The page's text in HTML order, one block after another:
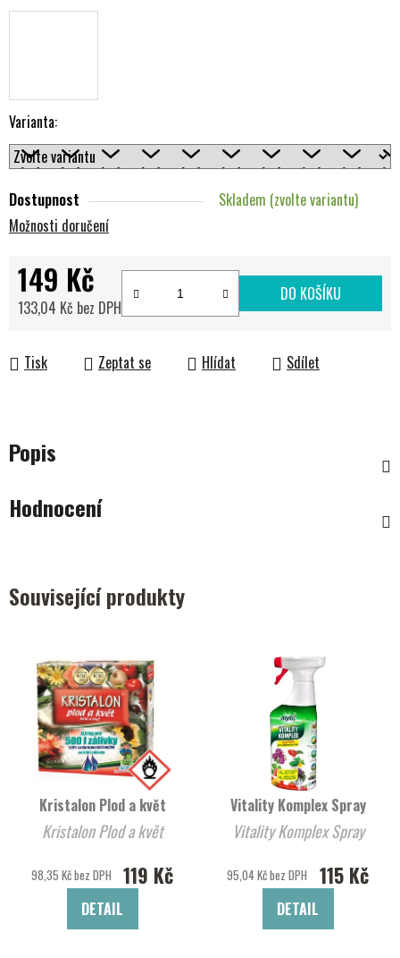
Varianta:
Dostupnost
Skladem (zvolte variantu)
Možnosti doručení
149 Kč
133,04 Kč bez DPH
DO KOŠÍKU
Tisk Zeptat se Hlídat Sdílet
Popis
Hodnocení
Související produkty
Kristalon Plod a květ
Kristalon Plod a květ
98,35 Kč bez DPH 119 Kč
DETAIL
Vitality Komplex Spray
Vitality Komplex Spray
95,04 Kč bez DPH 115 Kč
DETAIL